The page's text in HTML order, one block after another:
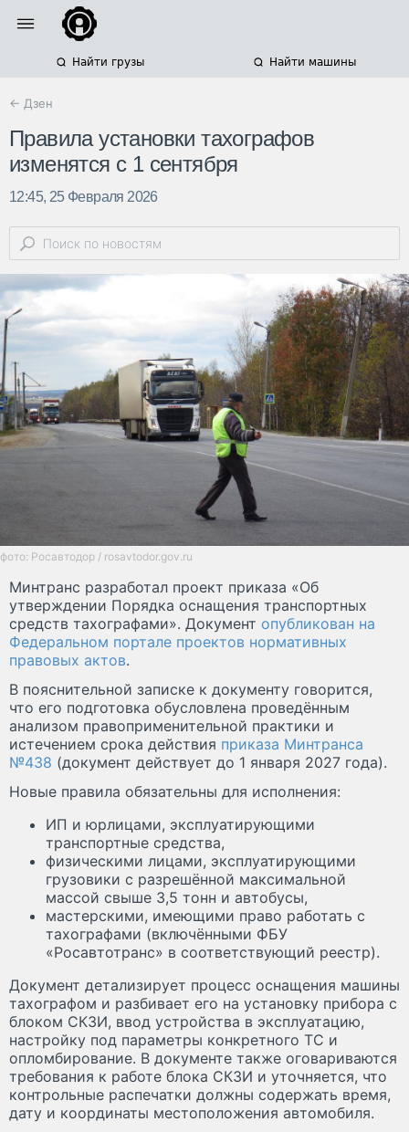
Найти грузы Найти машины
← Дзен
Правила установки тахографов
изменятся с 1 сентября
12:45, 25 Февраля 2026
фото: Росавтодор / rosavtodor.gov.ru
Минтранс разработал проект приказа «Об
утверждении Порядка оснащения транспортных
средств тахографами». Документ опубликован на
Федеральном портале проектов нормативных
правовых актов.
В пояснительной записке к документу говорится,
что его подготовка обусловлена проведённым
анализом правоприменительной практики и
истечением срока действия приказа Минтранса
№438 (документ действует до 1 января 2027 года).
Новые правила обязательны для исполнения:
ИП и юрлицами, эксплуатирующими
транспортные средства,
физическими лицами, эксплуатирующими
грузовики с разрешённой максимальной
массой свыше 3,5 тонн и автобусы,
мастерскими, имеющими право работать с
тахографами (включёнными ФБУ
«Росавтотранс» в соответствующий реестр).
Документ детализирует процесс оснащения машины
тахографом и разбивает его на установку прибора с
блоком СКЗИ, ввод устройства в эксплуатацию,
настройку под параметры конкретного ТС и
опломбирование. В документе также оговариваются
требования к работе блока СКЗИ и уточняется, что
контрольные распечатки должны содержать время,
дату и координаты местоположения автомобиля.